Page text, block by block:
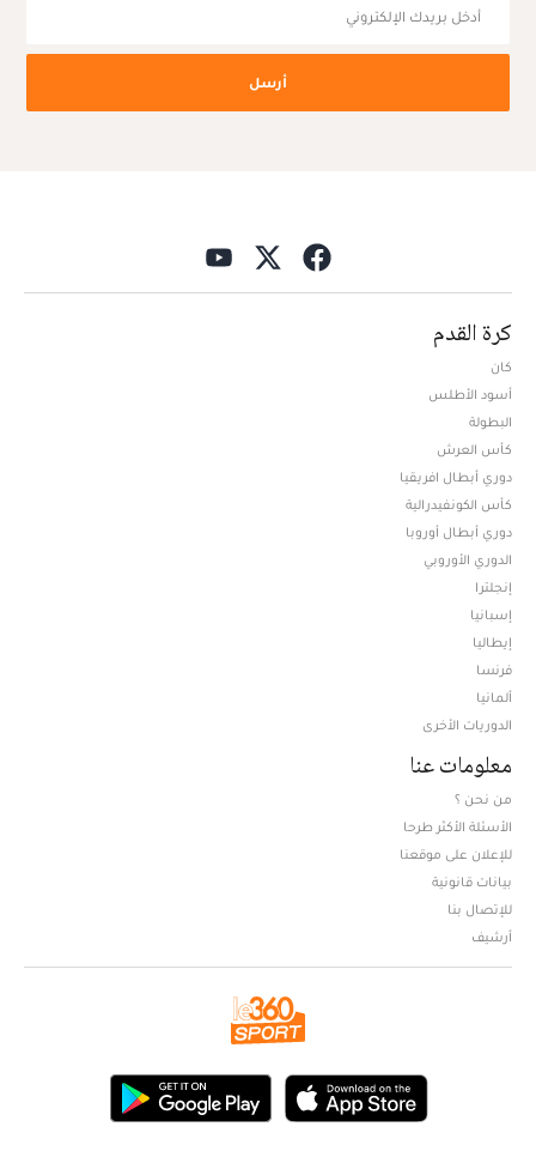
أرسل
كرة القدم
كان
أسود الأطلس
البطولة
كأس العرش
دوري أبطال افريقيا
كأس الكونفيدرالية
دوري أبطال أوروبا
الدوري الأوروبي
إنجلترا
إسبانيا
إيطاليا
فرنسا
ألمانيا
الدوريات الأخرى
معلومات عنا
من نحن ؟
الأسئلة الأكثر طرحا
للإعلان على موقعنا
بيانات قانونية
للإتصال بنا
أرشيف